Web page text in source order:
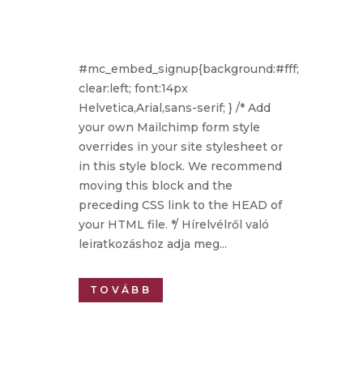
#mc_embed_signup{background:#fff;
clear:left; font:14px
Helvetica,Arial,sans-serif; } /* Add
your own Mailchimp form style
overrides in your site stylesheet or
in this style block. We recommend
moving this block and the
preceding CSS link to the HEAD of
your HTML file. */ Hírelvélről való
leiratkozáshoz adja meg...
TOVÁBB